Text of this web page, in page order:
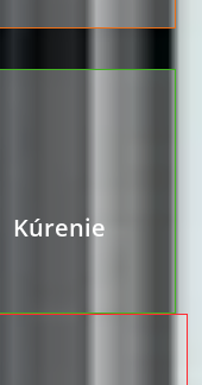
Kúrenie